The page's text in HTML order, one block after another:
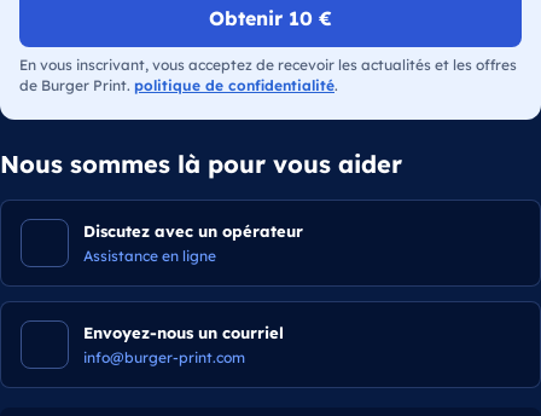
Obtenir 10 €
En vous inscrivant, vous acceptez de recevoir les actualités et les offres
de Burger Print. politique de confidentialité.
Nous sommes là pour vous aider
Discutez avec un opérateur
Assistance en ligne
Envoyez-nous un courriel
info@burger-print.com